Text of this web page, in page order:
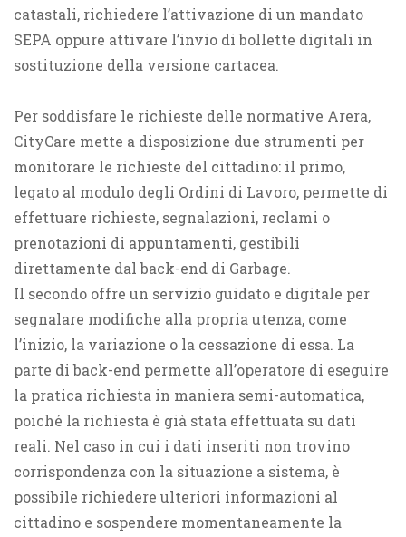
catastali, richiedere l’attivazione di un mandato
SEPA oppure attivare l’invio di bollette digitali in
sostituzione della versione cartacea.
Per soddisfare le richieste delle normative Arera,
CityCare mette a disposizione due strumenti per
monitorare le richieste del cittadino: il primo,
legato al modulo degli Ordini di Lavoro, permette di
effettuare richieste, segnalazioni, reclami o
prenotazioni di appuntamenti, gestibili
direttamente dal back-end di Garbage.
Il secondo offre un servizio guidato e digitale per
segnalare modifiche alla propria utenza, come
l’inizio, la variazione o la cessazione di essa. La
parte di back-end permette all’operatore di eseguire
la pratica richiesta in maniera semi-automatica,
poiché la richiesta è già stata effettuata su dati
reali. Nel caso in cui i dati inseriti non trovino
corrispondenza con la situazione a sistema, è
possibile richiedere ulteriori informazioni al
cittadino e sospendere momentaneamente la